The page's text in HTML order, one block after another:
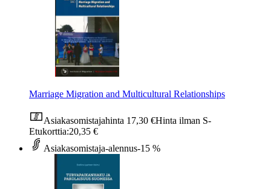
Marriage Migration and Multicultural Relationships
Asiakasomistajahinta 17,30 €Hinta ilman S-
Etukorttia:20,35 €
Asiakasomistaja-alennus-15 %